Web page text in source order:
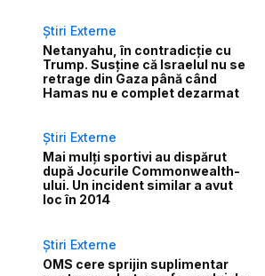
Știri Externe
Netanyahu, în contradicție cu
Trump. Susține că Israelul nu se
retrage din Gaza până când
Hamas nu e complet dezarmat
Știri Externe
Mai mulți sportivi au dispărut
după Jocurile Commonwealth-
ului. Un incident similar a avut
loc în 2014
Știri Externe
OMS cere sprijin suplimentar